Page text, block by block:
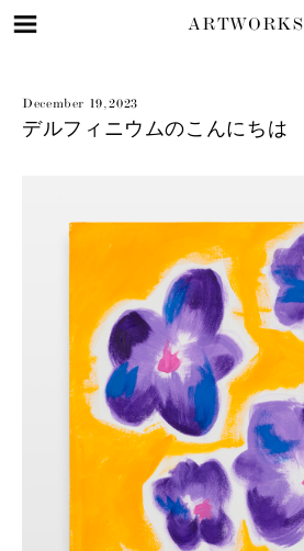
ARTWORKS
December 19, 2023
デルフィニウムのこんにちは